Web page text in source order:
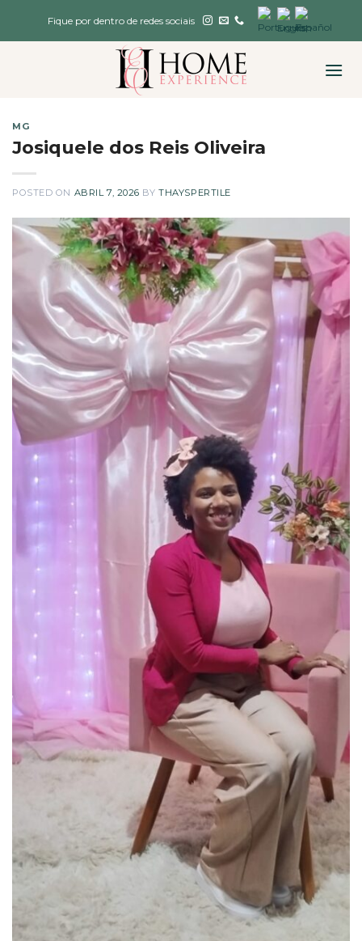
Fique por dentro de redes sociais
MG
Josiquele dos Reis Oliveira
POSTED ON ABRIL 7, 2026 BYTHAYSPERTILE